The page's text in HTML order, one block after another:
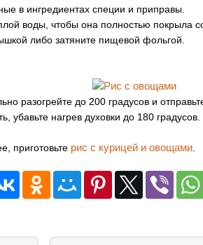
в ингредиентах специи и приправы.
воды, чтобы она полностью покрыла
либо затяните пищевой фольгой.
разогрейте до 200 градусов и
убавьте нагрев духовки до 180
приготовьте рис с курицей и овощами